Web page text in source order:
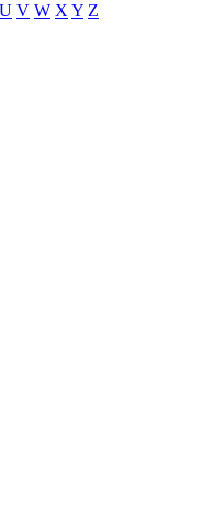
U V W X Y Z